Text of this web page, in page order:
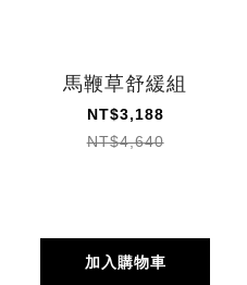
馬鞭草舒緩組
NT$3,188
NT$4,640
加入購物車